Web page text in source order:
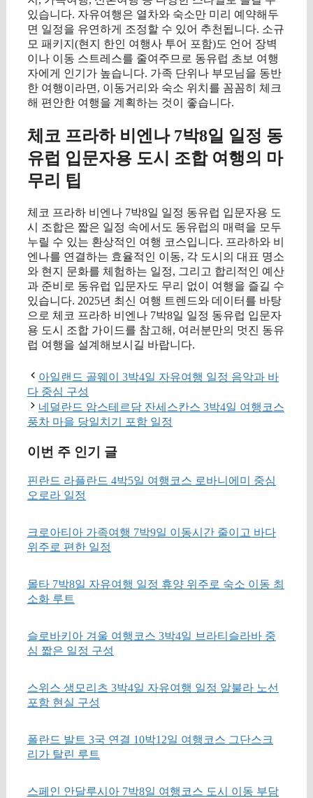
있습니다. 자유여행은 열차와 숙소만 미리 예약해두
면 일정을 유연하게 조정할 수 있어 추천됩니다. 소규
모 패키지(현지 한인 여행사 투어 포함)도 언어 장벽
이나 이동 스트레스를 줄여주므로 동유럽 초보 여행
자에게 인기가 높습니다. 가족 단위나 부모님을 동반
한 여행이라면, 이동거리와 숙소 위치를 꼼꼼히 체크
해 편안한 여행을 계획하는 것이 좋습니다.
체코 프라하 비엔나 7박8일 일정 동
유럽 입문자용 도시 조합 여행의 마
무리 팁
체코 프라하 비엔나 7박8일 일정 동유럽 입문자용 도
시 조합은 짧은 일정 속에서도 동유럽의 매력을 모두
누릴 수 있는 환상적인 여행 코스입니다. 프라하와 비
엔나를 연결하는 효율적인 이동, 각 도시의 대표 명소
와 현지 문화를 체험하는 일정, 그리고 합리적인 예산
과 준비로 동유럽 입문자도 무리 없이 여행을 즐길 수
있습니다. 2025년 최신 여행 트렌드와 데이터를 바탕
으로 체코 프라하 비엔나 7박8일 일정 동유럽 입문자
용 도시 조합 가이드를 참고해, 여러분만의 멋진 동유
럽 여행을 설계해보시길 바랍니다.
아일랜드 골웨이 3박4일 자유여행 일정 음악과 바
다 중심 구성
네덜란드 암스테르담 잔세스칸스 3박4일 여행코스
풍차 마을 당일치기 포함 일정
이번 주 인기 글
핀란드 라플란드 4박5일 여행코스 로바니에미 중심
오로라 일정
크로아티아 가족여행 7박9일 이동시간 줄이고 바다
위주로 편한 일정
몰타 7박8일 자유여행 일정 휴양 위주로 숙소 이동 최
소화 루트
슬로바키아 겨울 여행코스 3박4일 브라티슬라바 중
심 짧은 일정 구성
스위스 생모리츠 3박4일 자유여행 일정 알불라 노선
포함 현실 구성
폴란드 발트 3국 연결 10박12일 여행코스 그단스크
리가 탈린 루트
스페인 안달루시아 7박8일 여행코스 도시 이동 부담